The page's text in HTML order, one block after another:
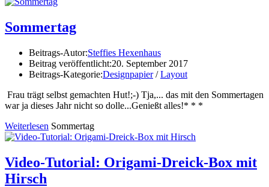
Sommertag
Beitrags-Autor:Steffies Hexenhaus
Beitrag veröffentlicht:20. September 2017
Beitrags-Kategorie:Designpapier / Layout
Frau trägt selbst gemachten Hut!;-) Tja,... das mit den Sommertagen
war ja dieses Jahr nicht so dolle...Genießt alles!* * *
Weiterlesen Sommertag
Video-Tutorial: Origami-Dreick-Box mit
Hirsch